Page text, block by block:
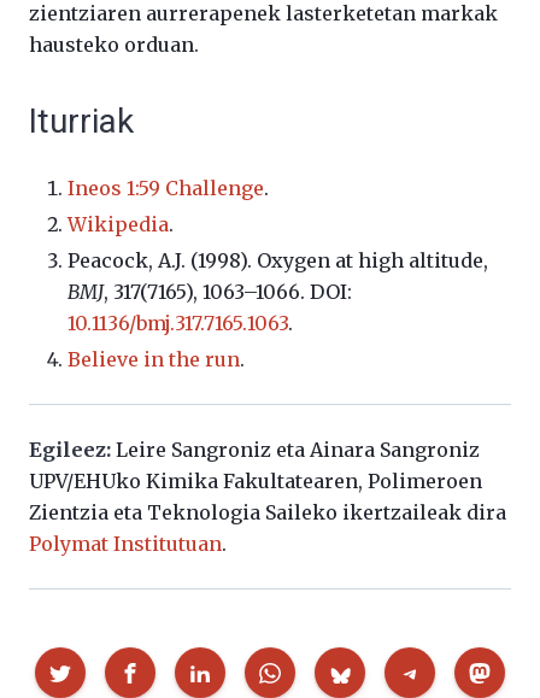
zientziaren aurrerapenek lasterketetan markak
hausteko orduan.
Iturriak
Ineos 1:59 Challenge.
Wikipedia.
Peacock, A.J. (1998). Oxygen at high altitude,
BMJ, 317(7165), 1063–1066. DOI:
10.1136/bmj.317.7165.1063.
Believe in the run.
Egileez: Leire Sangroniz eta Ainara Sangroniz
UPV/EHUko Kimika Fakultatearen, Polimeroen
Zientzia eta Teknologia Saileko ikertzaileak dira
Polymat Institutuan.
Partekatu